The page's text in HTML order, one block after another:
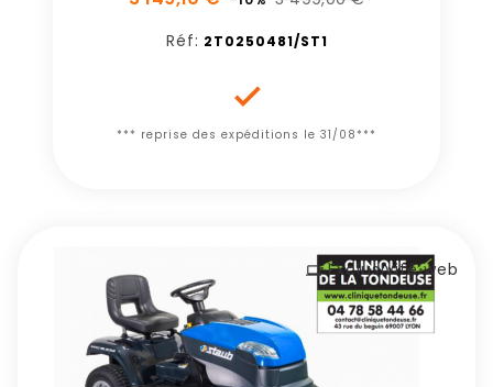
Réf: 2T0250481/ST1

*** reprise des expéditions le 31/08***
Exclusivité web